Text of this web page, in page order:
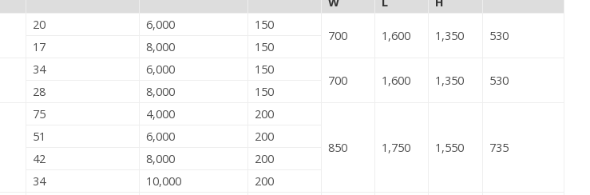
20 6,000 150
700 1,600 1,350 530
17 8,000
150
34 6,000 150
700 1,600 1,350 530
28 8,000
150
75 4,000 200
850 1,750 1,550 735
51 6,000
200
42 8,000
200
34 10,000
200